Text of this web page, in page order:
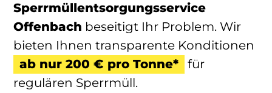
Sperrmüllentsorgungsservice
Offenbach beseitigt Ihr Problem. Wir
bieten Ihnen transparente Konditionen
ab nur 200 € pro Tonne*
für
regulären Sperrmüll.